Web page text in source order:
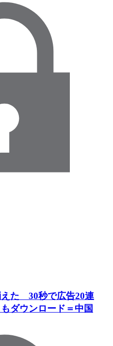
えた 30秒で広告20連
ダウンロード＝中国